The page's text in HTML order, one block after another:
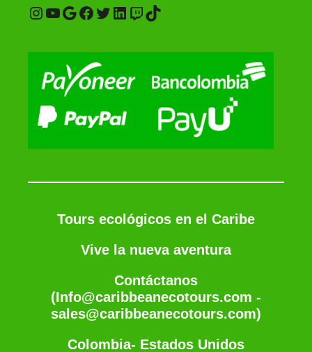
Tours ecológicos en el Caribe
Vive la nueva aventura
Contáctanos
(Info@caribbeanecotours.com -
sales@caribbeanecotours.com)
Colombia- Estados Unidos